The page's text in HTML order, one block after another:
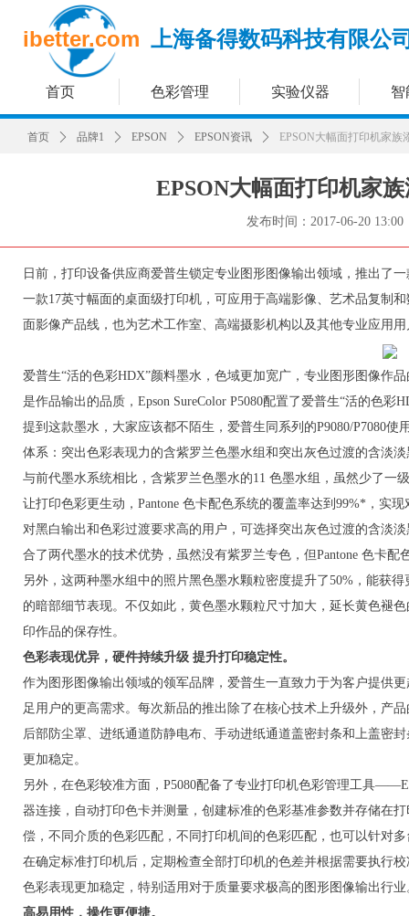
首页 色彩管理 实验仪器 智
ibetter.com 上海备得数码科技有限公
EPSON大幅面打印机家
发布时间： 2017-06-20 13:00
日前，打印设备供应商爱普生锁定专业图形图像输出领域，推出了
一款17英寸幅面的桌面级打印机，可应用于高端影像、艺术品复制
面影像产品线，也为艺术工作室、高端摄影机构以及其他专业应用
爱普生“活的色彩HDX”颜料墨水，色域更加宽广，专业图形图像作
是作品输出的品质，Epson SureColor P5080配置了爱普生“活的色彩
提到这款墨水，大家应该都不陌生，爱普生同系列的P9080/P7080
体系：突出色彩表现力的含紫罗兰色墨水组和突出灰色过渡的含淡
与前代墨水系统相比，含紫罗兰色墨水的11 色墨水组，虽然少了一
让打印色彩更生动，Pantone 色卡配色系统的覆盖率达到99%*，实
对黑白输出和色彩过渡要求高的用户，可选择突出灰色过渡的含淡
合了两代墨水的技术优势，虽然没有紫罗兰专色，但Pantone 色卡配
另外，这两种墨水组中的照片黑色墨水颗粒密度提升了50%，能获
的暗部细节表现。不仅如此，黄色墨水颗粒尺寸加大，延长黄色褪
印作品的保存性。
色彩表现优异， 硬件持续升级 提升打印稳定性。
作为图形图像输出领域的领军品牌，爱普生一直致力于为客户提供
足用户的更高需求。每次新品的推出除了在核心技术上升级外，产
后部防尘罩、进纸通道防静电布、手动进纸通道盖密封条和上盖密
更加稳定。
另外，在色彩较准方面，P5080配备了专业打印机色彩管理工具
器连接，自动打印色卡并测量，创建标准的色彩基准参数并存储在
偿，不同介质的色彩匹配，不同打印机间的色彩匹配，也可以针对
在确定标准打印机后，定期检查全部打印机的色差并根据需要执行
色彩表现更加稳定，特别适用对于质量要求极高的图形图像输出行业
高易用性，操作更便捷。
首页 ꄲ 品牌1 ꄲ EPSON ꄲ EPSON资讯 ꄲ EPSON大幅面打印机家族